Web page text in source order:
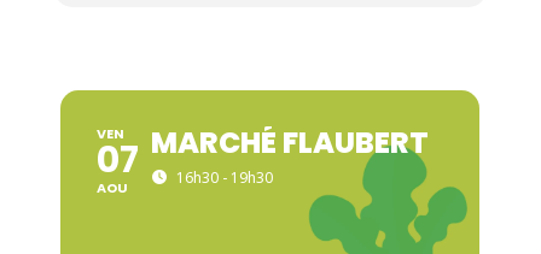
VEN
07
AOU
MARCHÉ FLAUBERT
16h30 - 19h30